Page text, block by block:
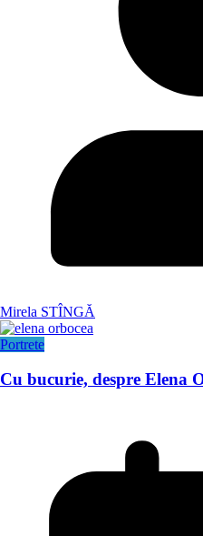
Mirela STÎNGĂ
Portrete
Cu bucurie, despre Elena